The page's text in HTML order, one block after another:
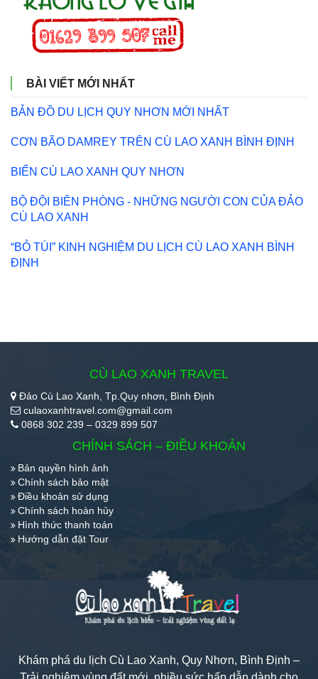
BÀI VIẾT MỚI NHẤT
BẢN ĐỒ DU LỊCH QUY NHƠN MỚI NHẤT
CƠN BÃO DAMREY TRÊN CÙ LAO XANH BÌNH ĐỊNH
BIỂN CÙ LAO XANH QUY NHƠN
BỘ ĐỘI BIÊN PHÒNG - NHỮNG NGƯỜI CON CỦA ĐẢO
CÙ LAO XANH
“BỎ TÚI” KINH NGHIỆM DU LỊCH CÙ LAO XANH BÌNH
ĐỊNH
CÙ LAO XANH TRAVEL
Đảo Cù Lao Xanh, Tp.Quy nhơn, Bình Định
culaoxanhtravel.com@gmail.com
0868 302 239 – 0329 899 507
CHÍNH SÁCH – ĐIỀU KHOẢN
Bản quyền hình ảnh
Chính sách bảo mật
Điều khoản sử dụng
Chính sách hoàn hủy
Hình thức thanh toán
Hướng dẫn đặt Tour
Khám phá du lịch Cù Lao Xanh, Quy Nhơn, Bình Định –